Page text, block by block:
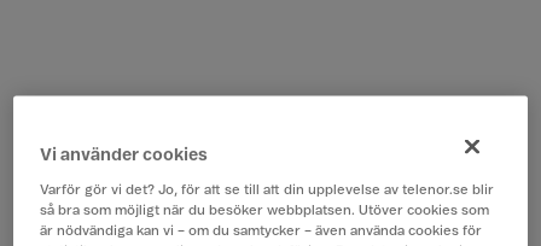
Vi använder cookies
Varför gör vi det? Jo, för att se till att din upplevelse av telenor.se blir
så bra som möjligt när du besöker webbplatsen. Utöver cookies som
är nödvändiga kan vi – om du samtycker – även använda cookies för